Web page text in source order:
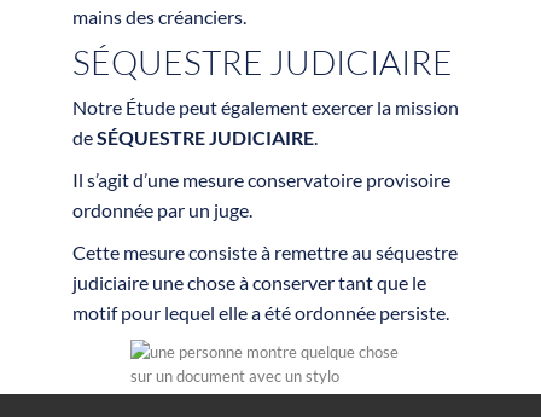
mains des créanciers.
SÉQUESTRE JUDICIAIRE
Notre Étude peut également exercer la mission
deSÉQUESTRE JUDICIAIRE.
Il s’agit d’une mesure conservatoire provisoire
ordonnée par un juge.
Cette mesure consiste à remettre au séquestre
judiciaire une chose à conserver tant que le
motif pour lequel elle a été ordonnée persiste.